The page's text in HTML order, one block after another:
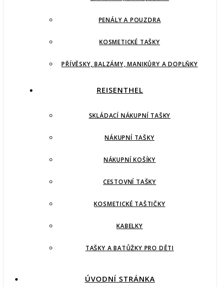
PENÁLY A POUZDRA
KOSMETICKÉ TAŠKY
PŘÍVĚSKY, BALZÁMY, MANIKŮRY A DOPLŇKY
REISENTHEL
SKLÁDACÍ NÁKUPNÍ TAŠKY
NÁKUPNÍ TAŠKY
NÁKUPNÍ KOŠÍKY
CESTOVNÍ TAŠKY
KOSMETICKÉ TAŠTIČKY
KABELKY
TAŠKY A BATŮŽKY PRO DĚTI
ÚVODNÍ STRÁNKA